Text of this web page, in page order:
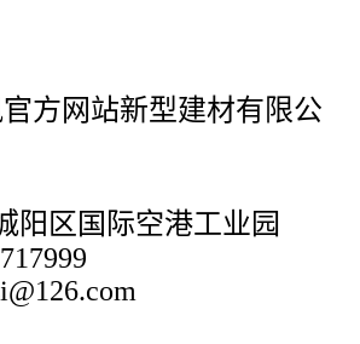
方网站新型建材有限公
阳区国际空港工业园